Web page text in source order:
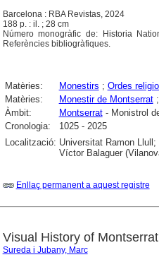
Barcelona : RBA Revistas, 2024
188 p. : il. ; 28 cm
Número monogràfic de: Historia
Referències bibliogràfiques.
Matèries: Monestirs ; Ordes
Matèries:
Monestir de Montserrat;
Àmbit:
Montserrat- Monistrol
Cronologia:
1025 - 2025
Localització: Universitat Ramon
Víctor Balaguer
Enllaç permanent a aquest registre
Visual History of Montserrat
Sureda i Jubany, Marc